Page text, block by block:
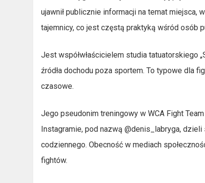
ujawnił publicznie informacji na temat
tajemnicy, co jest częstą praktyką wśród osób
Jest współwłaścicielem studia tatuatorskiego
źródła dochodu poza sportem. To typowe dla
czasowe.
Jego pseudonim treningowy w WCA Fight
Instagramie, pod nazwą @denis_labryga,
codziennego. Obecność w mediach
fightów.